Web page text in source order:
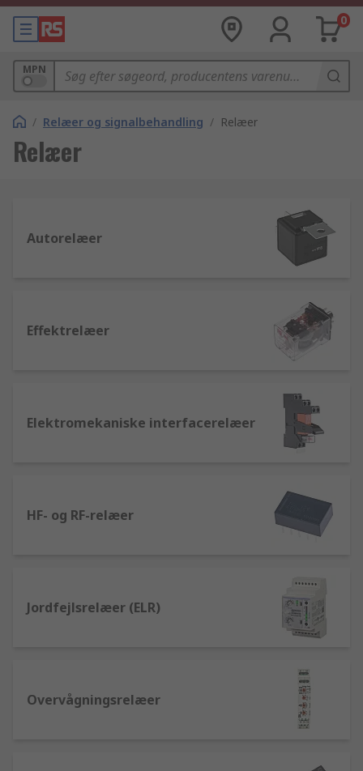
0
MPN
/ Relæer og signalbehandling / Relæer
Relæer
Autorelæer
Effektrelæer
Elektromekaniske interfacerelæer
HF- og RF-relæer
Jordfejlsrelæer (ELR)
Overvågningsrelæer